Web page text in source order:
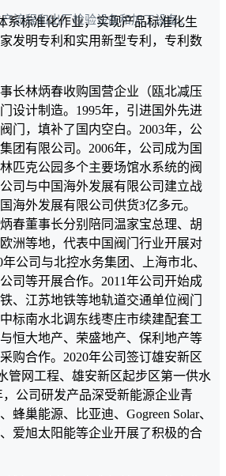
系标准化作业，实现产品标准化生
发明专利和实用新型专利，专利数
长林炳春收购国营企业（瓯北减压
设计制造。1995年，引进国外先进
门，填补了国内空白。2003年，公
团有限公司。2006年，公司成为国
匹克公园多个主要场馆水系统的阀
司与中国海外发展有限公司建立战
海外发展有限公司供货3亿多元。
春董事长分别陪同温家宝总理、胡
洲等地，代表中国阀门行业开展对
公司与北控水务集团、上海市北、
司等开展合作。2011年公司开始成
、江苏地铁等地轨道交通单位阀门
标南水北调东线枣庄市续建配套工
恒大地产、荣盛地产、保利地产等
购合作。2020年公司签订雄安新区
管网工程、雄安新区起步区第一供水
，公司研发产品深受新能源企业青
蜂巢能源、比亚迪、Gogreen Solar、
爱旭太阳能等企业开展了积极的合
流程和出厂检验设备和加工设备。